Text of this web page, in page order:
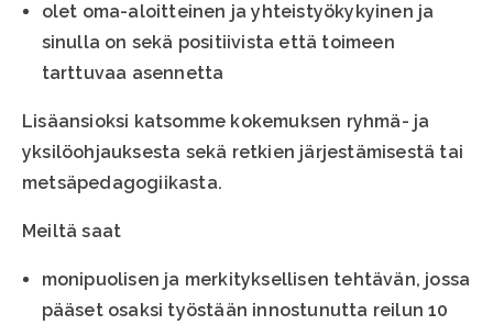
olet oma-aloitteinen ja yhteistyökykyinen ja
sinulla on sekä positiivista että toimeen
tarttuvaa asennetta
Lisäansioksi katsomme kokemuksen ryhmä- ja
yksilöohjauksesta sekä retkien järjestämisestä tai
metsäpedagogiikasta.
Meiltä saat
monipuolisen ja merkityksellisen tehtävän, jossa
pääset osaksi työstään innostunutta reilun 10